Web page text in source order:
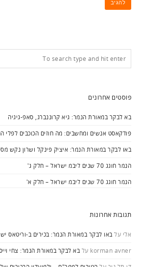
פוסטים אחרונים
בא לבקר במאורת הנמר: גיא קרוננברג, סאפ-גיגיה
פודקאסט אנשים ומחשבים: מה חוזים הכוכבים לפלי
באו לבקר במאורת הנמר: איציק פינקל ושרון נקש
הנמר חוגג 70 שנים ליבמ ישראל – חלק ג'
הנמר חוגג 70 שנים ליבמ ישראל – חלק א'
תגובות אחרונות
אלי עלבאו לבקר במאורת הנמר: בכירים ב-וריטאס
korman avner עלבא לבקר במאורת הנמר: צחי